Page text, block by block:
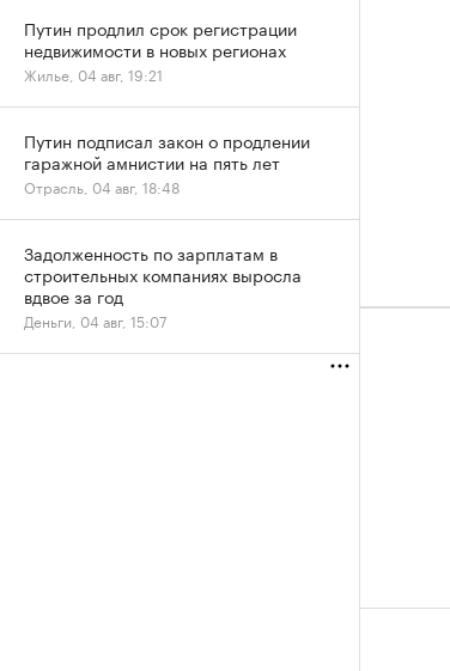
Путин продлил срок регистрации
недвижимости в новых регионах
Жилье, 04 авг, 19:21
Путин подписал закон о продлении
гаражной амнистии на пять лет
Отрасль, 04 авг, 18:48
Задолженность по зарплатам в
строительных компаниях выросла
вдвое за год
Деньги, 04 авг, 15:07